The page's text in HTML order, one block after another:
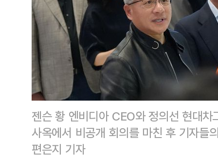
젠슨 황 엔비디아 CEO와 정의선 현대
사옥에서 비공개 회의를 마친 후 기자
편은지 기자